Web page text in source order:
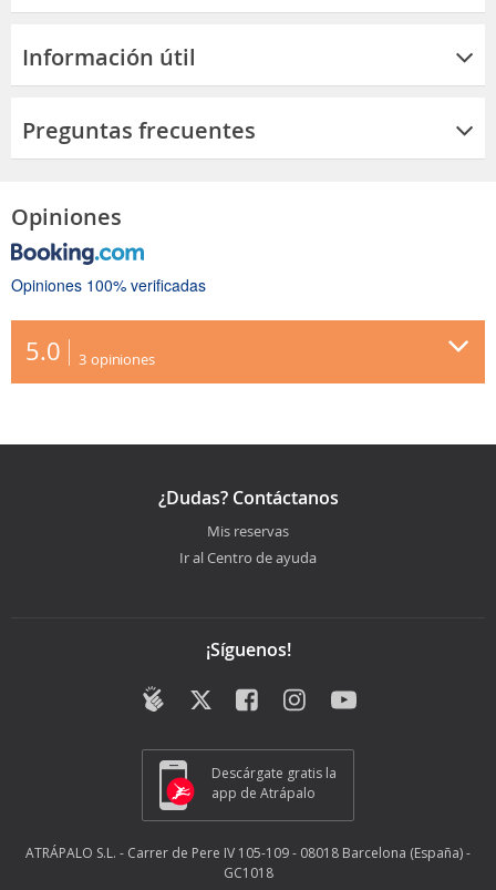
Información útil
Preguntas frecuentes
Opiniones
Opiniones 100% verificadas
5.0 3 opiniones
¿Dudas? Contáctanos
Mis reservas
Ir al Centro de ayuda
¡Síguenos!
Descárgate gratis la
app de Atrápalo
ATRÁPALO S.L. - Carrer de Pere IV 105-109 - 08018 Barcelona (España) -
GC1018